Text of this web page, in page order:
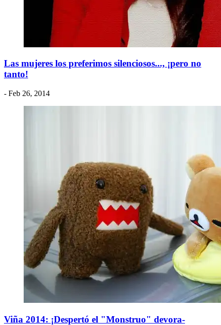
Las mujeres los preferimos silenciosos..., ¡pero no
tanto!
- Feb 26, 2014
Viña 2014: ¡Despertó el "Monstruo" devora-